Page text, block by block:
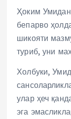
Ҳоким
бепарво
шикояти
туриб, уни
Холбуки,
улар ҳеч
эга